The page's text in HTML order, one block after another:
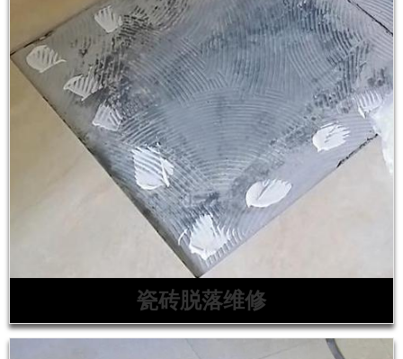
瓷砖脱落维修